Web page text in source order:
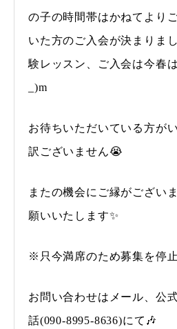
の子の時間帯はかねてより
いた方のご入会が決まりま
験レッスン、ご入会は今春
_)m
お待ちいただいている方が
訳ございません😭
またの機会にご縁がござい
願いいたします✨
※只今満席のため募集を停
お問い合わせはメール、公
話(090-8995-8636)にて🎶